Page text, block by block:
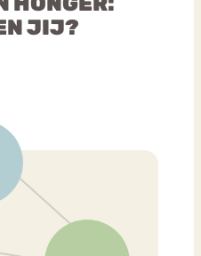
JIJ?